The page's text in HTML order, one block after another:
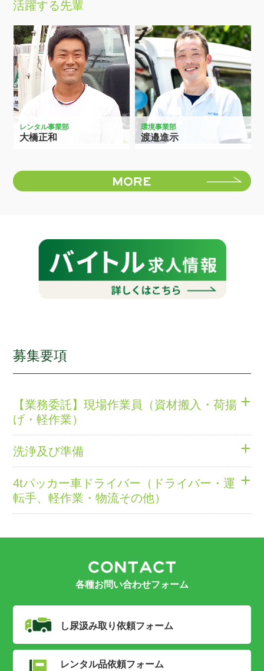
活躍する先輩
レンタル事業部
大橋正和
環境事業部
渡邉進示
募集要項
+
【業務委託】現場作業員（資材搬入・荷揚
げ・軽作業）
業務内容
仮設ハウスや資材などのレンタル商品を、レンタル先
へ配送、設置、撤去をお願いします。
●１日７、８件の現場・・・月収５０～６０万ほど
●１日１０件～の現場・・・月収８０万～
ます。）
※その他移動時間も休憩に含む
※休憩は自分のタイミングでOK
+
洗浄及び準備
正社員
業務内容
※研修期間3ヵ月あり/月給20万円
各種手当
皆勤手当 5,000円
交通費
+
4tパッカー車ドライバー（ドライバー・運
転手、軽作業・物流その他）
正社員
※研修期間3ヵ月あり/月給20万円
各種手当
現場手当：1ヵ月3000円～20,000円
各種お問い合わせフォーム
し尿汲み取り依頼フォーム
レンタル品依頼フォーム